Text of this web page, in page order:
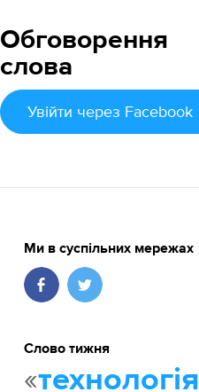
Обговорення
слова
Увійти через Facebook
Ми в суспільних мережах
Слово тижня
«технологія